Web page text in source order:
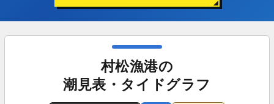
村松漁港の
潮見表・タイドグラフ